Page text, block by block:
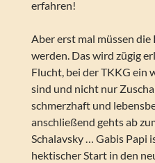
erfahren!
Aber erst mal müssen
werden. Das wird zügig
Flucht, bei der TKKG ein
sind und nicht nur
schmerzhaft und
anschließend gehts ab
Schalavsky … Gabis Papi
hektischer Start in den